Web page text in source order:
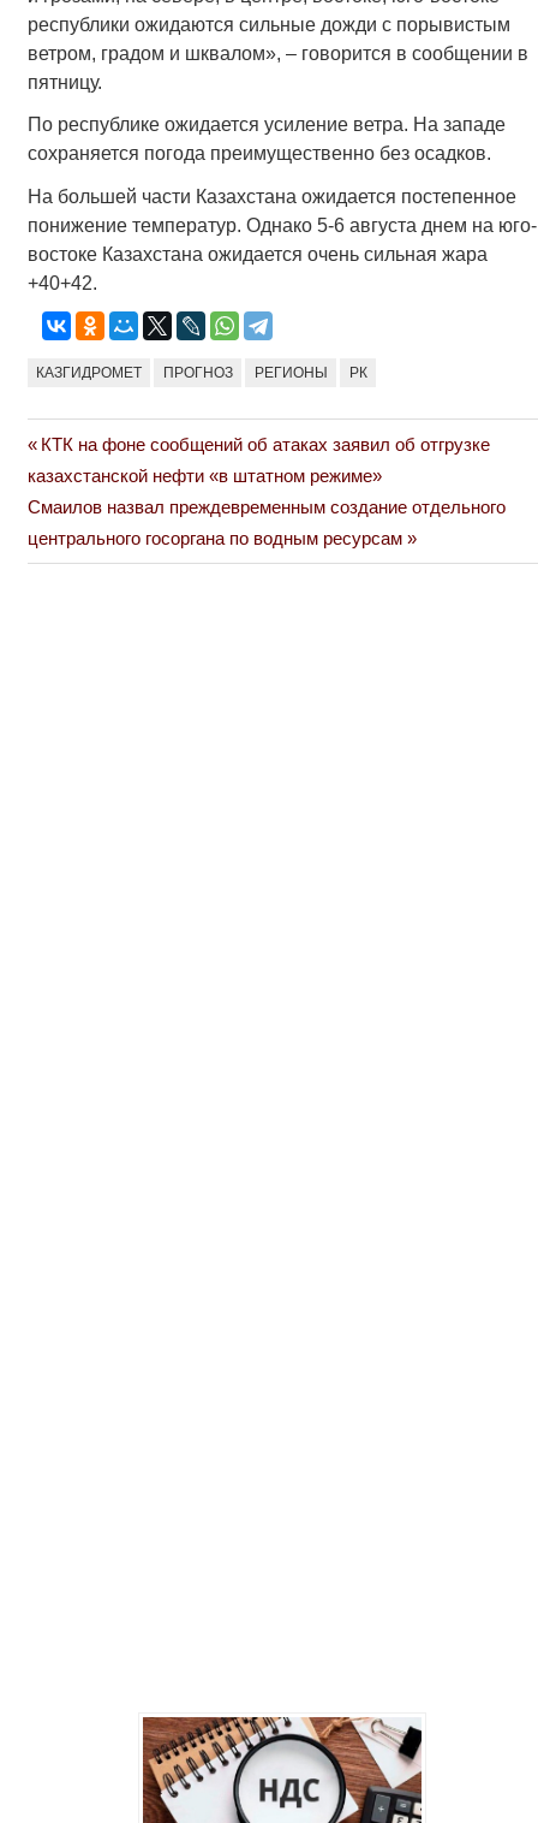
республики ожидаются сильные дожди с порывистым
ветром, градом и шквалом», – говорится в сообщении в
пятницу.
По республике ожидается усиление ветра. На западе
сохраняется погода преимущественно без осадков.
На большей части Казахстана ожидается постепенное
понижение температур. Однако 5-6 августа днем на юго-
востоке Казахстана ожидается очень сильная жара
+40+42.
КАЗГИДРОМЕТ ПРОГНОЗ РЕГИОНЫ РК
Навигация
по
записям
Previous
Post:
КТК на фоне сообщений об атаках заявил об отгрузке
казахстанской нефти «в штатном режиме»
Next
Post:
Смаилов назвал преждевременным создание отдельного
центрального госоргана по водным ресурсам